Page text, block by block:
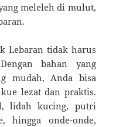
meleleh di mulut,
Lebaran tidak harus
bahan yang
mudah, Anda bisa
lezat dan praktis.
lidah kucing, putri
hingga onde-onde,